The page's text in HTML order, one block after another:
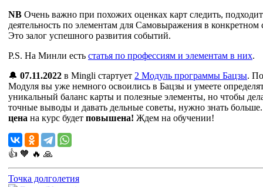
NB Очень важно при похожих оценках карт следить,
деятельность по элементам для Самовыражения в конкретном
Это залог успешного развития событий.
P.S. На Минли есть статья по профессиям и элементам в них.
🔔 07.11.2022 в Mingli стартует 2 Модуль программы Бацзы.
Модуля вы уже немного освоились в Бацзы и умеете
уникальный баланс карты и полезные элементы, но чтобы
точные выводы и давать дельные советы, нужно знать
цена на курс будет повышена! Ждем на обучении!
👍 🧡 🔥 🙏
Точка долголетия